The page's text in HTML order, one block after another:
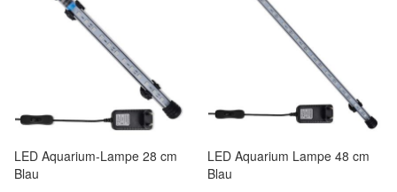
LED Aquarium-Lampe 28 cm
Blau
LED Aquarium Lampe 48 cm
Blau